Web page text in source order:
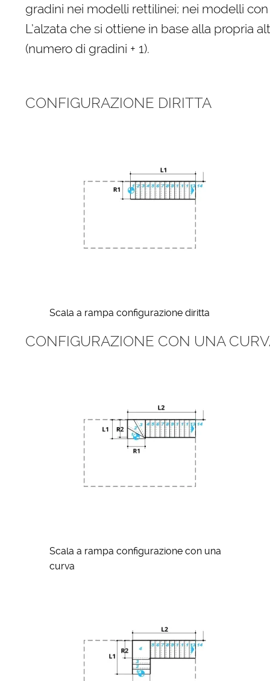
gradini nei modelli rettilinei; nei modelli
L’alzata che si ottiene in base alla
(numero di gradini + 1).
CONFIGURAZIONE DIRITTA
Scala a rampa configurazione diritta
CONFIGURAZIONE CON UNA
Scala a rampa configurazione con una
curva